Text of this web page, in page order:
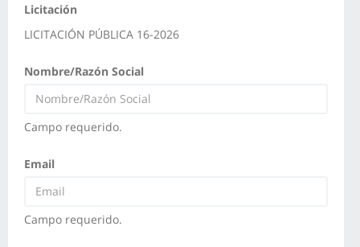
Licitación
LICITACIÓN PÚBLICA 16-2026
Nombre/Razón Social
Campo requerido.
Email
Campo requerido.